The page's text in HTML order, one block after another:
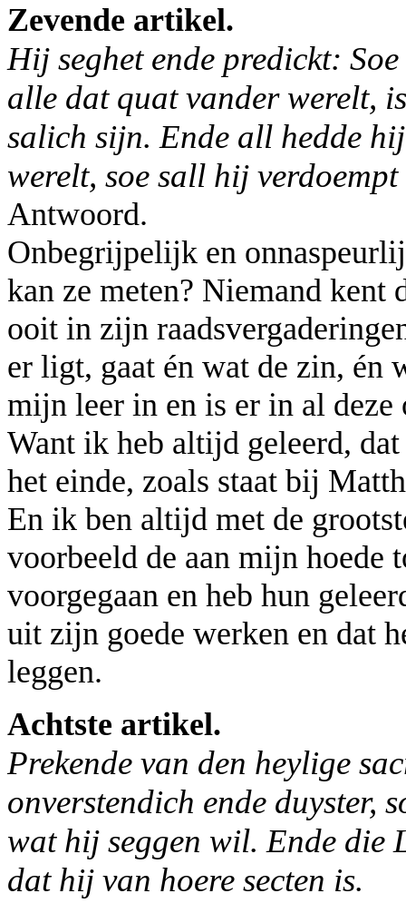
Zevende artikel.
Hij seghet ende predickt:
alle dat quat vander werelt,
salich sijn. Ende all hedde
werelt, soe sall hij
Antwoord.
Onbegrijpelijk en
kan ze meten? Niemand kent
ooit in zijn
er ligt, gaat én wat de zin, én
mijn leer in en is er in al
Want ik heb altijd geleerd,
het einde, zoals staat bij
En ik ben altijd met de
voorbeeld de aan mijn hoede
voorgegaan en heb hun
uit zijn goede werken en dat
leggen.
Achtste artikel.
Prekende van den heylige
onverstendich ende duyster,
wat hij seggen wil. Ende die
dat hij van hoere secten is.